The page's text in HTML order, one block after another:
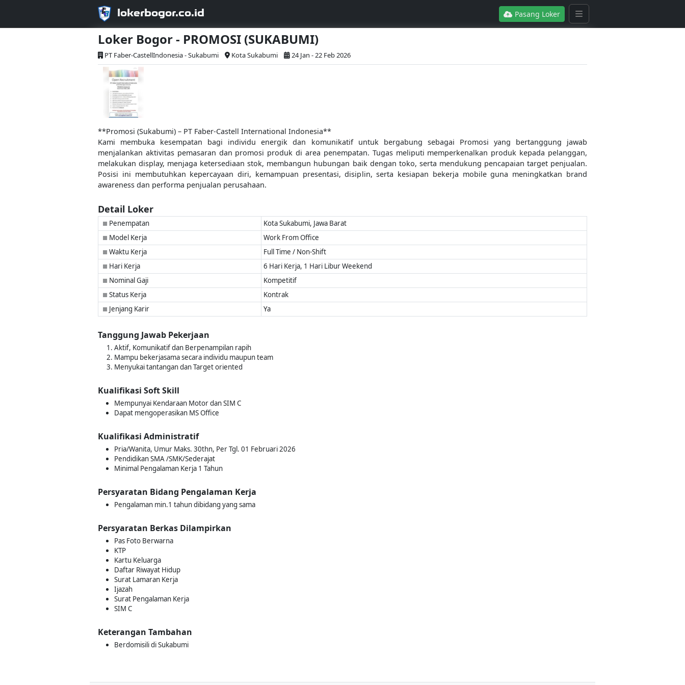
lokerbogor.co.id Pasang Loker
Loker Bogor - PROMOSI (SUKABUMI)
PT Faber-CastellIndonesia - Sukabumi Kota Sukabumi 24 Jan - 22 Feb 2026
**Promosi (Sukabumi) – PT Faber-Castell International Indonesia**
Kami membuka kesempatan bagi individu energik dan komunikatif untuk bergabung sebagai Promosi yang bertanggung jawab
menjalankan aktivitas pemasaran dan promosi produk di area penempatan. Tugas meliputi memperkenalkan produk kepada pelanggan,
melakukan display, menjaga ketersediaan stok, membangun hubungan baik dengan toko, serta mendukung pencapaian target penjualan.
Posisi ini membutuhkan kepercayaan diri, kemampuan presentasi, disiplin, serta kesiapan bekerja mobile guna meningkatkan brand
awareness dan performa penjualan perusahaan.
Detail Loker
■ Penempatan Kota Sukabumi, Jawa Barat
■ Model Kerja Work From Office
■ Waktu Kerja Full Time / Non-Shift
■ Hari Kerja 6 Hari Kerja, 1 Hari Libur Weekend
■ Nominal Gaji Kompetitif
■ Status Kerja Kontrak
■ Jenjang Karir Ya
Tanggung Jawab Pekerjaan
Aktif, Komunikatif dan Berpenampilan rapih
Mampu bekerjasama secara individu maupun team
Menyukai tantangan dan Target oriented
Kualifikasi Soft Skill
Mempunyai Kendaraan Motor dan SIM C
Dapat mengoperasikan MS Office
Kualifikasi Administratif
Pria/Wanita, Umur Maks. 30thn, Per Tgl. 01 Februari 2026
Pendidikan SMA /SMK/Sederajat
Minimal Pengalaman Kerja 1 Tahun
Persyaratan Bidang Pengalaman Kerja
Pengalaman min.1 tahun dibidang yang sama
Persyaratan Berkas Dilampirkan
Pas Foto Berwarna
KTP
Kartu Keluarga
Daftar Riwayat Hidup
Surat Lamaran Kerja
Ijazah
Surat Pengalaman Kerja
SIM C
Keterangan Tambahan
Berdomisili di Sukabumi